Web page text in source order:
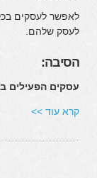
לאפשר לעסקים
לעסק שלהם.
הסיבה:
עסקים הפעילים
קרא עוד >>